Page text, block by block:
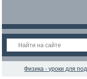
Физика - уроки для